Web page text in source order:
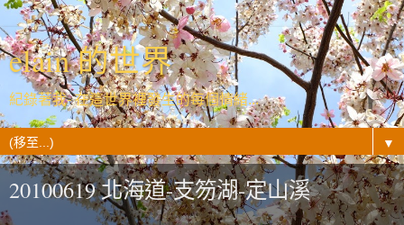
elain 的世界
紀錄著我- 在這世界裡發生的每個情緒...
▼
20100619 北海道-支笏湖-定山溪